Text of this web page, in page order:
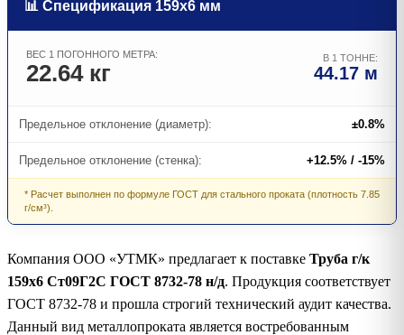
📊 Спецификация 159х6 мм
ВЕС 1 ПОГОННОГО МЕТРА:
22.64 кг
В 1 ТОННЕ:
44.17 м
Предельное отклонение (диаметр): ±0.8%
Предельное отклонение (стенка): +12.5% / -15%
* Расчет выполнен по формуле ГОСТ для стального проката (плотность 7.85
г/см³).
Компания ООО «УТМК» предлагает к поставке Труба г/к
159х6 Ст09Г2С ГОСТ 8732-78 н/д. Продукция соответствует
ГОСТ 8732-78 и прошла строгий технический аудит качества.
Данный вид металлопроката является востребованным